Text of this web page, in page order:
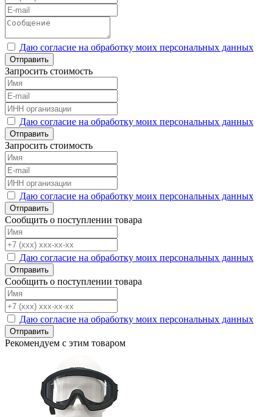
Даю согласие на обработку моих персональных данных
Отправить
Запросить стоимость
Даю согласие на обработку моих персональных данных
Отправить
Запросить стоимость
Даю согласие на обработку моих персональных данных
Отправить
Сообщить о поступлении товара
Даю согласие на обработку моих персональных данных
Отправить
Сообщить о поступлении товара
Даю согласие на обработку моих персональных данных
Отправить
Рекомендуем с этим товаром